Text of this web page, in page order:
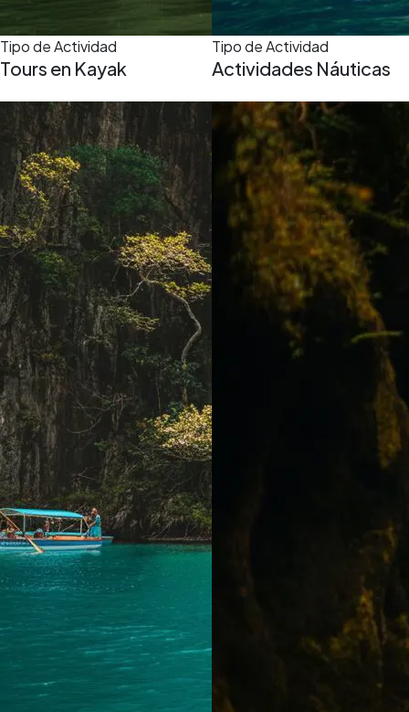
Tipo de Actividad
Tours en Kayak
Tipo de Actividad
Actividades Náuticas